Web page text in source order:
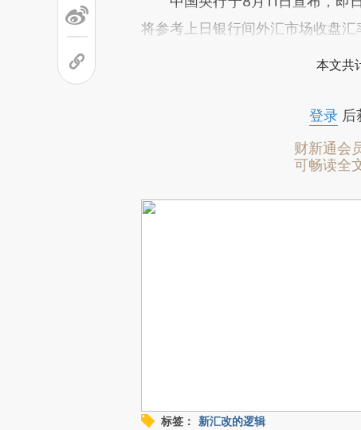
将参考上日银行间外汇市场收盘汇
本文共
登录后
财新通会
可畅读全
标签： 新汇改的逻辑